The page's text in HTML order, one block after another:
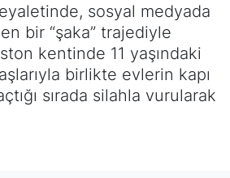
sosyal medyada
bir “şaka” trajediyle
kentinde 11 yaşındaki
birlikte evlerin kapı
sırada silahla vurularak